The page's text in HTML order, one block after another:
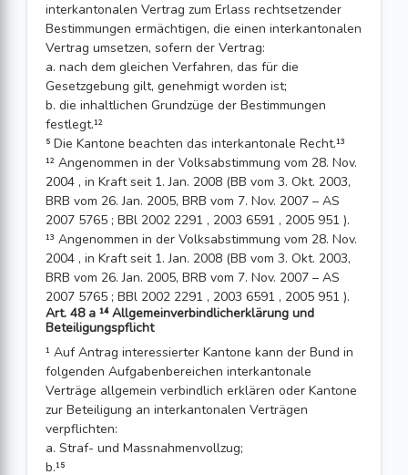
interkantonalen Vertrag zum Erlass rechtsetzender
Bestimmungen ermächtigen, die einen interkantonalen
Vertrag umsetzen, sofern der Vertrag:
a. nach dem gleichen Verfahren, das für die
Gesetzgebung gilt, genehmigt wor­den ist;
b. die inhaltlichen Grundzüge der Bestimmungen
festlegt.¹²
⁵ Die Kantone beachten das interkantonale Recht.¹³
¹² Angenommen in der Volksabstimmung vom 28. Nov.
2004 , in Kraft seit 1. Jan. 2008 (BB vom 3. Okt. 2003,
BRB vom 26. Jan. 2005, BRB vom 7. Nov. 2007 – AS
2007 5765 ; BBl 2002 2291 , 2003 6591 , 2005 951 ).
¹³ Angenommen in der Volksabstimmung vom 28. Nov.
2004 , in Kraft seit 1. Jan. 2008 (BB vom 3. Okt. 2003,
BRB vom 26. Jan. 2005, BRB vom 7. Nov. 2007 – AS
2007 5765 ; BBl 2002 2291 , 2003 6591 , 2005 951 ).
Art. 48 a ¹⁴ Allgemeinverbindlicherklärung und
Beteiligungspflicht
¹ Auf Antrag interessierter Kantone kann der Bund in
folgenden Aufgabenbereichen interkantonale
Verträge allgemein verbindlich erklären oder Kantone
zur Beteiligung an interkantonalen Verträgen
verpflichten:
a. Straf- und Massnahmenvollzug;
b.¹⁵